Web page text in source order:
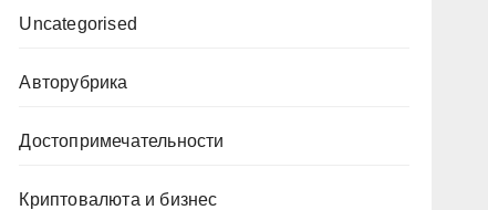
Uncategorised
Авторубрика
Достопримечательности
Криптовалюта и бизнес